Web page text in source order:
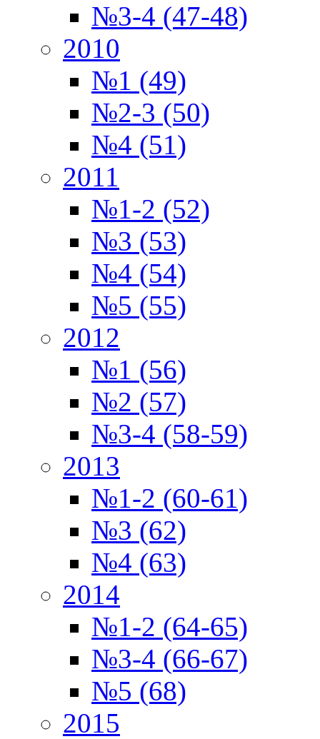
№3-4 (47-48)
2010
№1 (49)
№2-3 (50)
№4 (51)
2011
№1-2 (52)
№3 (53)
№4 (54)
№5 (55)
2012
№1 (56)
№2 (57)
№3-4 (58-59)
2013
№1-2 (60-61)
№3 (62)
№4 (63)
2014
№1-2 (64-65)
№3-4 (66-67)
№5 (68)
2015